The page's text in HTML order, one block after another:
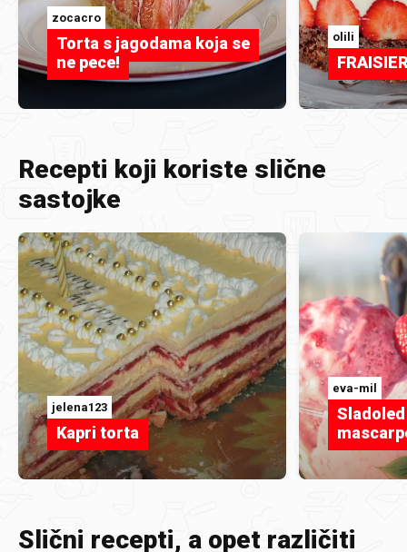
zocacro
Torta s jagodama koja se
ne pece!
olili
Recepti koji koriste slične
sastojke
jelena123
Kapri torta
eva-mil
Slični recepti, a opet različiti